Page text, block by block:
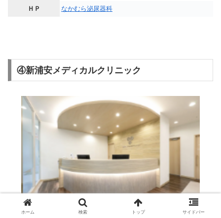
ＨＰ なかむら泌尿器科
④新浦安メディカルクリニック
ホーム 検索 トップ サイドバー